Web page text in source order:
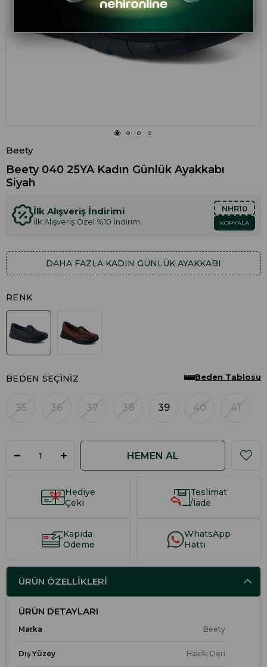
Beety
Beety 040 25YA Kadın Günlük Ayakkabı
Siyah
İlk Alışveriş İndirimi
İlk Alışveriş Özel %10 İndirim
NHR10
KOPYALA
DAHA FAZLA KADIN GÜNLÜK AYAKKABI
RENK
BEDEN SEÇINIZ
35 36 37 38 39 40 41
Beden Tablosu
Hediye
Çeki
Teslimat
/İade
Kapıda
Ödeme
WhatsApp
Hattı
ÜRÜN ÖZELLIKLERI
ÜRÜN DETAYLARI
Marka Beety
Dış Yüzey Hakiki Deri